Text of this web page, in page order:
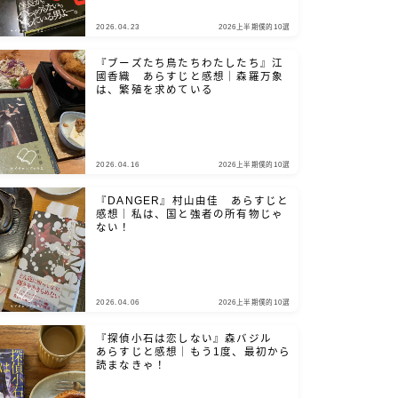
2026.04.23 2026上半期僕的10選
『ブーズたち鳥たちわたしたち』江
國香織 あらすじと感想｜森羅万象
は、繁殖を求めている
2026.04.16 2026上半期僕的10選
『DANGER』村山由佳 あらすじと
感想｜私は、国と強者の所有物じゃ
ない！
2026.04.06 2026上半期僕的10選
『探偵小石は恋しない』森バジル
あらすじと感想｜もう1度、最初から
読まなきゃ！